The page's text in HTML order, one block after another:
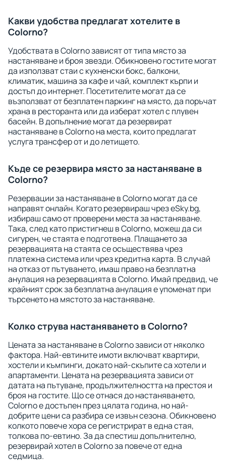
Какви удобства предлагат хотелите в
Colorno?
Удобствата в Colorno зависят от типа място за
настаняване и броя звезди. Обикновено гостите могат
да използват стаи с кухненски бокс, балкони,
климатик, машина за кафе и чай, комплект кърпи и
достъп до интернет. Посетителите могат да се
възползват от безплатен паркинг на място, да поръчат
храна в ресторанта или да изберат хотел с плувен
басейн. В допълнение могат да резервират
настаняване в Colorno на места, които предлагат
услуга трансфер от и до летището.
Къде се резервира място за настаняване в
Colorno?
Резервации за настаняване в Colorno могат да се
направят онлайн. Когато резервираш чрез eSky.bg,
избираш само от проверени места за настаняване.
Така, след като пристигнеш в Colorno, можеш да си
сигурен, че стаята е подготвена. Плащането за
резервацията на стаята се осъществява чрез
платежна система или чрез кредитна карта. В случай
на отказ от пътуването, имаш право на безплатна
анулация на резервацията в Colorno. Имай предвид, че
крайният срок за безплатна анулация е упоменат при
търсенето на мястото за настаняване.
Колко струва настаняването в Colorno?
Цената за настаняване в Colorno зависи от няколко
фактора. Най-евтините имоти включват квартири,
хостели и къмпинги, докато най-скъпите са хотели и
апартаменти. Цената на резервацията зависи от
датата на пътуване, продължителността на престоя и
броя на гостите. Що се отнася до настаняването,
Colorno е достъпен през цялата година, но най-
добрите цени са разбира се извън сезона. Обикновено
колкото повече хора се регистрират в една стая,
толкова по-евтино. За да спестиш допълнително,
резервирай хотел в Colorno за повече от една
седмица.